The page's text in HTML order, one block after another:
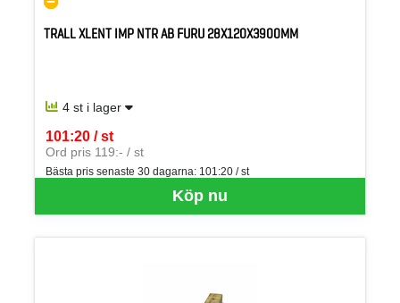
TRALL XLENT IMP NTR AB FURU 28X120X3900MM
4 st i lager
Köp nu
101:20 / st
SEK per ST
Ord pris 119:- / st
Bästa pris senaste 30 dagarna: 101:20 / st